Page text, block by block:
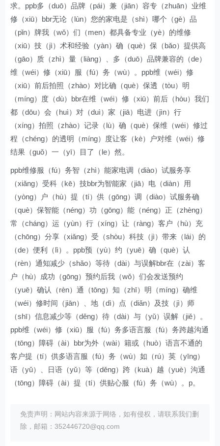
求。ppb多（duō）品牌（pái）兼（jiān）容专（zhuān）业维
修（xiū）bbr无论（lùn）您的家电是（shì）哪个（gè）品
（pǐn）牌我（wǒ）们（men）都具备专业（yè）的维修
（xiū）技（jì）术和经验（yàn）确（què）保（bǎo）提供高
（gāo）质（zhì）量（liàng）、多（duō）品牌兼容的（de）
维（wéi）修（xiū）服（fú）务（wù）。ppb维（wéi）修
（xiū）前后拍照（zhào）对比确（què）保透（tòu）明
（míng）度（dù）bbr在维（wéi）修（xiū）前后（hòu）我们
都（dōu）会（huì）对（duì）家（jiā）电进（jìn）行
（xíng）拍照（zhào）记录（lù）确（què）保维（wéi）修过
程（chéng）的透明（míng）度让客（kè）户对维（wéi）修
结果（guǒ）一（yī）目了（le）然。
ppb维修服（fú）务智（zhì）能家电调（diào）试服务享
（xiǎng）受科（kē）技bbr为智能家（jiā）电（diàn）用
（yòng）户（hù）提（tí）供（gōng）调（diào）试服务确
（què）保智能（néng）功（gōng）能（néng）正（zhèng）
常（cháng）运（yùn）行（xíng）让（ràng）客户（hù）充
（chōng）分享（xiǎng）受（shòu）科技（jì）带来（lái）的
（de）便利（lì）。ppb预（yù）约（yuē）确（què）认
（rèn）通知减少（shǎo）等待（dài）与误解bbr在（zài）客
户（hù）成功（gōng）预约后我（wǒ）们会发送预约
（yuē）确认（rèn）通（tōng）知（zhī）明（míng）确维
（wéi）修时间（jiān）、地（dì）点（diǎn）及技（jì）师
（shī）信息减少等（děng）待（dài）与（yǔ）误解（jiě）。
ppb维（wéi）修（xiū）服（fú）务多语言服（fú）务跨越沟通
（tōng）障碍（ài）bbr为外（wài）籍或（huò）语言不通的
客户提（tí）供多语言服（fú）务（wù）如（rú）英（yīng）
语（yǔ）、日语（yǔ）等（děng）跨（kuà）越（yuè）沟通
（tōng）障碍（ài）提（tí）供贴心服（fú）务（wù）。p。
免责声明：网站内容来源于网络，如有侵权，请联系我们删
除，邮箱：352446720@qq.com